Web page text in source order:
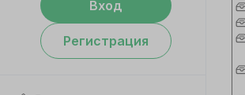
Вход
Регистрация